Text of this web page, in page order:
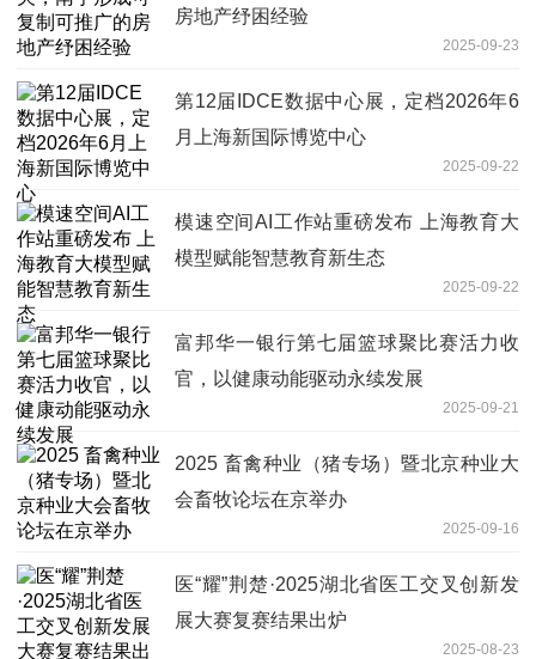
房地产纾困经验
2025-09-23
第12届IDCE数据中心展，定档2026年6
月上海新国际博览中心
2025-09-22
模速空间AI工作站重磅发布 上海教育大
模型赋能智慧教育新生态
2025-09-22
富邦华一银行第七届篮球聚比赛活力收
官，以健康动能驱动永续发展
2025-09-21
2025 畜禽种业（猪专场）暨北京种业大
会畜牧论坛在京举办
2025-09-16
医“耀”荆楚·2025湖北省医工交叉创新发
展大赛复赛结果出炉
2025-08-23